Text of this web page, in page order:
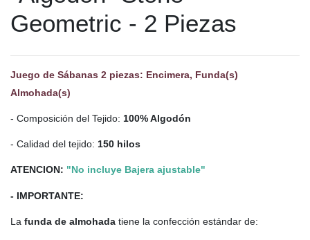
Geometric - 2 Piezas
Juego de Sábanas 2 piezas: Encimera, Funda(s)
Almohada(s)
- Composición del Tejido: 100% Algodón
- Calidad del tejido: 150 hilos
ATENCION: "No incluye Bajera ajustable"
- IMPORTANTE:
La funda de almohada tiene la confección estándar de: